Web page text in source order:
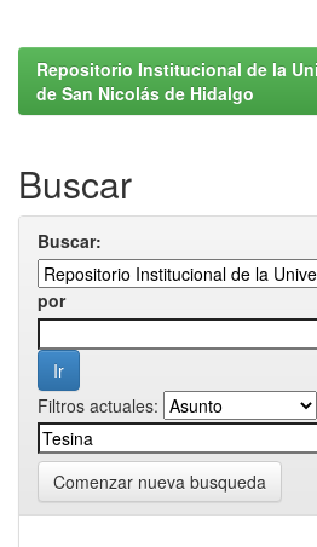
Repositorio Institucional de la
de San Nicolás de Hidalgo
Buscar
Buscar:
por
Filtros actuales:
Comenzar nueva busqueda